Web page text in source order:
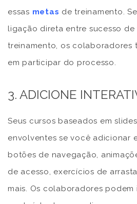
essas metas de treinamento.
ligação direta entre sucesso de
treinamento, os colaboradores
em participar do processo.
3. ADICIONE
Seus cursos baseados em
envolventes se você adicionar
botões de navegação,
de acesso, exercícios de
mais. Os colaboradores podem